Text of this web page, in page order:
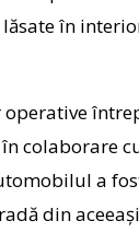
în
colaborare
a
din